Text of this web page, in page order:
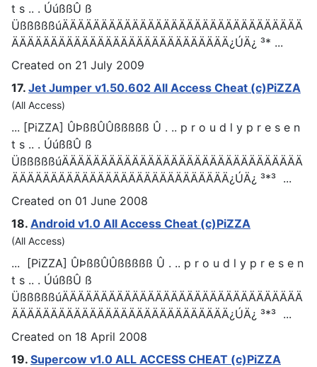
t s .. . ÚúßßÛ ß
ÜßßßßßúÄÄÄÄÄÄÄÄÄÄÄÄÄÄÄÄÄÄÄÄÄÄÄÄÄÄÄÄÄÄÄ
ÄÄÄÄÄÄÄÄÄÄÄÄÄÄÄÄÄÄÄÄÄÄÄÄÄÄÄÄ¿ÚÄ¿ ³* ...
Created on 21 July 2009
17. Jet Jumper v1.50.602 All Access Cheat (c)PiZZA
(All Access)
... [PiZZA] ÛÞßßÛÛßßßßß Û . .. p r o u d l y p r e s e n
t s .. . ÚúßßÛ ß
ÜßßßßßúÄÄÄÄÄÄÄÄÄÄÄÄÄÄÄÄÄÄÄÄÄÄÄÄÄÄÄÄÄÄÄ
ÄÄÄÄÄÄÄÄÄÄÄÄÄÄÄÄÄÄÄÄÄÄÄÄÄÄÄÄ¿ÚÄ¿ ³*³ ...
Created on 01 June 2008
18. Android v1.0 All Access Cheat (c)PiZZA
(All Access)
... [PiZZA] ÛÞßßÛÛßßßßß Û . .. p r o u d l y p r e s e n
t s .. . ÚúßßÛ ß
ÜßßßßßúÄÄÄÄÄÄÄÄÄÄÄÄÄÄÄÄÄÄÄÄÄÄÄÄÄÄÄÄÄÄÄ
ÄÄÄÄÄÄÄÄÄÄÄÄÄÄÄÄÄÄÄÄÄÄÄÄÄÄÄÄ¿ÚÄ¿ ³*³ ...
Created on 18 April 2008
19. Supercow v1.0 ALL ACCESS CHEAT (c)PiZZA